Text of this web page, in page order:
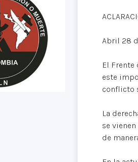
Abril 28
El
este
conflicto
La
se
de